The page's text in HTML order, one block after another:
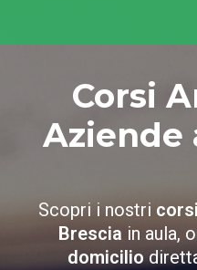
Corsi
Aziende
Scopri i nostri
Brescia in aula,
domicilio